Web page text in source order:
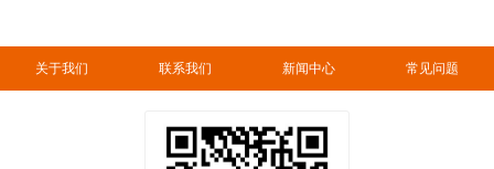
关于我们 联系我们 新闻中心 常见问题